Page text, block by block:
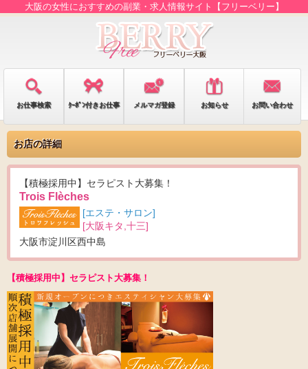
大阪の女性におすすめの副業・求人情報サイト【フリーベリー】
お仕事検索 ｸｰﾎﾟﾝ付きお仕事 メルマガ登録 お知らせ お問い合わせ
お店の詳細
【積極採用中】セラピスト大募集！
Trois Flèches
[エステ・サロン]
[大阪キタ,十三]
大阪市淀川区西中島
【積極採用中】セラピスト大募集！